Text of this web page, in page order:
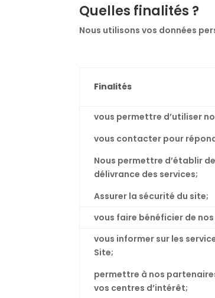
Quelles finalités ?
Nous utilisons vos données
Finalités
vous permettre d’utiliser
vous contacter pour
Nous permettre d’établir
délivrance des services;
Assurer la sécurité du site;
vous faire bénéficier de
vous informer sur les
Site;
permettre à nos
vos centres d’intérêt;